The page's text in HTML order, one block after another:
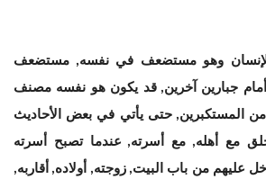
الإنسان وهو مستضعف في نفسه, مستضعف
جبارين آخرين,قد يكون هو نفسه مصنف
المستكبرين,حتى يأتي في بعض الأحاديث
مع أهله, مع أسرته, عندما تصبح أسرته
عليهم من باب البيت,زوجته, أولاده, أقاربه,